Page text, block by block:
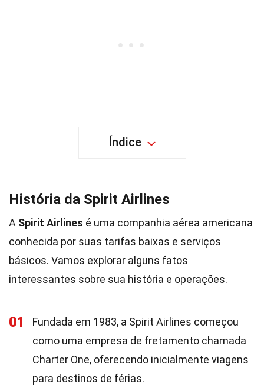
Índice
História da Spirit Airlines
A Spirit Airlines é uma companhia aérea americana
conhecida por suas tarifas baixas e serviços
básicos. Vamos explorar alguns fatos
interessantes sobre sua história e operações.
01
Fundada em 1983, a Spirit Airlines começou
como uma empresa de fretamento chamada
Charter One, oferecendo inicialmente viagens
para destinos de férias.